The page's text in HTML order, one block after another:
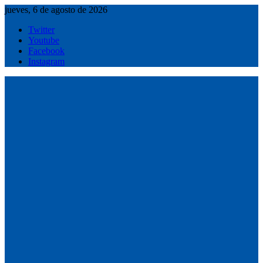
Saltar
contenido
jueves, 6 de agosto de 2026
Twitter
Youtube
Facebook
Instagram